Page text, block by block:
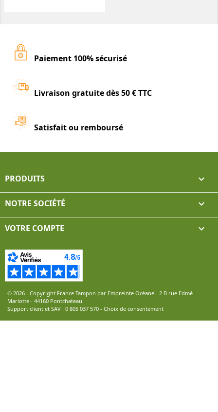
Paiement 100% sécurisé
Livraison gratuite dès 50 € TTC
Satisfait ou remboursé
PRODUITS 
NOTRE SOCIÉTÉ 
VOTRE COMPTE 
© 2026 - Copyright France Tampon par Empreinte Océane - 2 B rue Edmé
Mariotte - 44160 Pontchateau
Support client et SAV : 0 805 037 570 - Choix de consentement